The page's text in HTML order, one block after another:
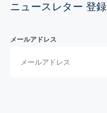
ニュースレター 登録
メールアドレス